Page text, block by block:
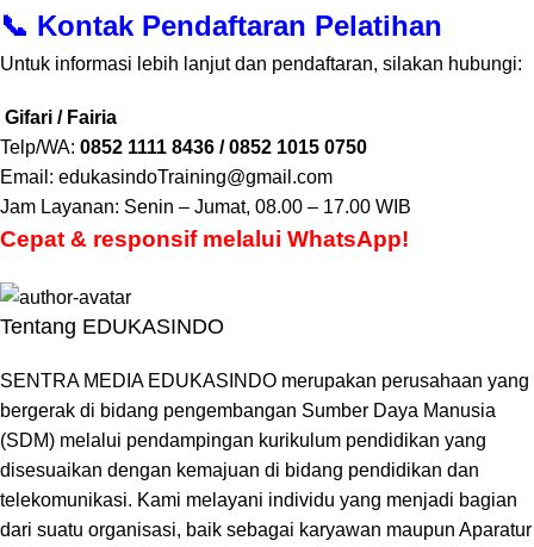
📞 Kontak Pendaftaran Pelatihan
Untuk informasi lebih lanjut dan pendaftaran, silakan hubungi:
Gifari / Fairia
Telp/WA: 0852 1111 8436 / 0852 1015 0750
Email: edukasindoTraining@gmail.com
Jam Layanan: Senin – Jumat, 08.00 – 17.00 WIB
Cepat & responsif melalui WhatsApp!
Tentang EDUKASINDO
SENTRA MEDIA EDUKASINDO merupakan perusahaan yang
bergerak di bidang pengembangan Sumber Daya Manusia
(SDM) melalui pendampingan kurikulum pendidikan yang
disesuaikan dengan kemajuan di bidang pendidikan dan
telekomunikasi. Kami melayani individu yang menjadi bagian
dari suatu organisasi, baik sebagai karyawan maupun Aparatur